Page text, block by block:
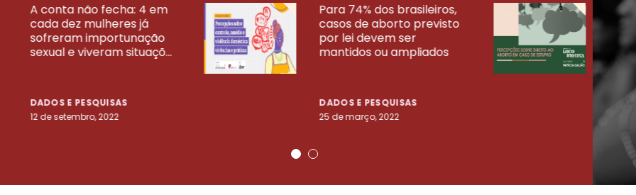
A conta não fecha: 4 em
cada dez mulheres já
sofreram importunação
sexual e viveram situaçõ...
DADOS E PESQUISAS
12 de setembro, 2022
Para 74% dos brasileiros,
casos de aborto previsto
por lei devem ser
mantidos ou ampliados
DADOS E PESQUISAS
25 de março, 2022
23
VEJA MAIS PESQUISAS